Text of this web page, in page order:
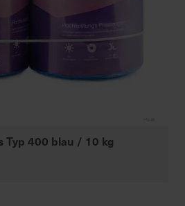
Typ 400 blau / 10 kg